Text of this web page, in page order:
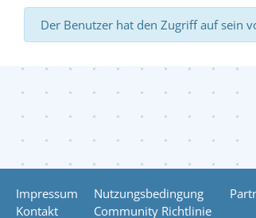
Der Benutzer hat den Zugriff auf sein
Impressum
Kontakt
Nutzungsbedingung
Community Richtlinie